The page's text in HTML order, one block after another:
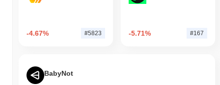
-4.67% #5823 -5.71% #167
BabyNot